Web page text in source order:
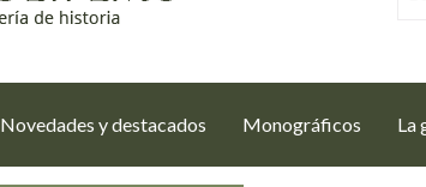
Novedades y destacados Monográficos La